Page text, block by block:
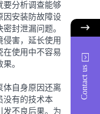
Contact us
要分析调查能够
因安装防故障设
封泄漏问题。
侵害，延长使用
在使用中不容易
。
自身原因还离
没有的技术本
发不良后果。为